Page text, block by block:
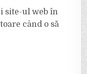
site-ul web în
când o să